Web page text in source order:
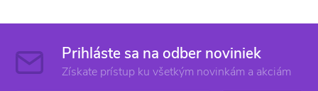
Prihláste sa na odber noviniek
Získate prístup ku všetkým novinkám a akciám